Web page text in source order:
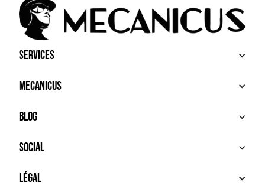
Services
ACHETER
VENDRE
SERVICES PREMIUM
Mecanicus
À PROPOS
HOUSE MECANICUS
CONTACT
Blog
NEWS
VIDÉOS
AUTOPÉDIA
Social
INSTAGRAM
TIKTOK
Légal